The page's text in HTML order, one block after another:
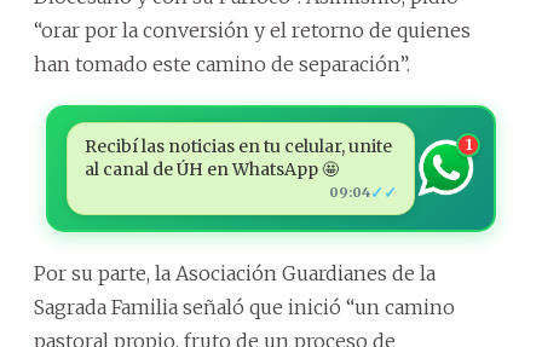
“orar por la conversión y el retorno de quienes
han tomado este camino de separación”.
Recibí las noticias en tu celular, unite
al canal de ÚH en WhatsApp 🤩
09:04✓✓
1
Por su parte, la Asociación Guardianes de la
Sagrada Familia señaló que inició “un camino
pastoral propio, fruto de un proceso de